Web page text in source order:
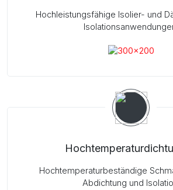
Hochleistungsfähige Isolier- und
Hochtemperaturbeständige
Abdichtung und